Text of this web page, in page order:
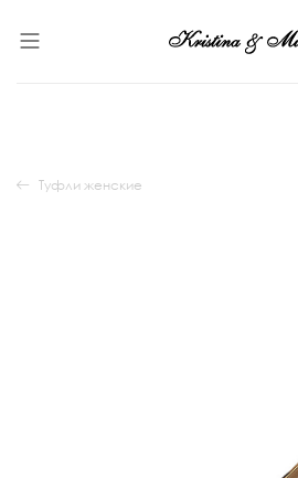
Туфли женские